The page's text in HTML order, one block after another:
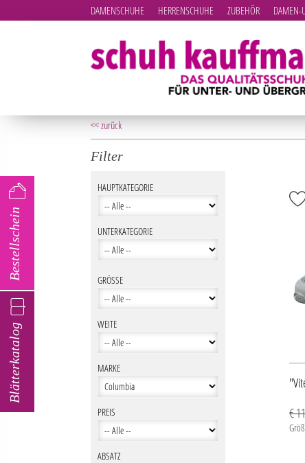
Blätterkatalog
Bestellschein
DAMENSCHUHE HERRENSCHUHE ZUBEHÖR DAMEN-
<< zurück
Filter
HAUPTKATEGORIE
UNTERKATEGORIE
GRÖSSE
WEITE
MARKE
PREIS
ABSATZ
€